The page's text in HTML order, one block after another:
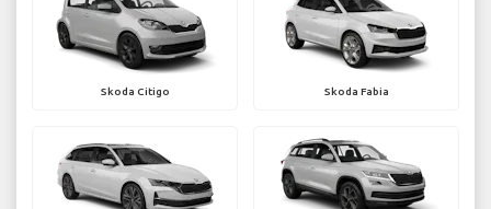
Skoda Citigo Skoda Fabia